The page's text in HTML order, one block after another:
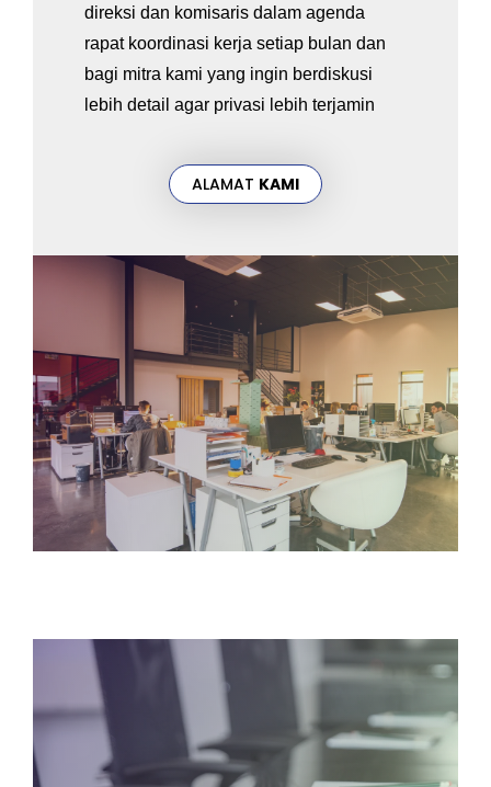
direksi dan komisaris dalam agenda
rapat koordinasi kerja setiap bulan dan
bagi mitra kami yang ingin berdiskusi
lebih detail agar privasi lebih terjamin
ALAMAT KAMI